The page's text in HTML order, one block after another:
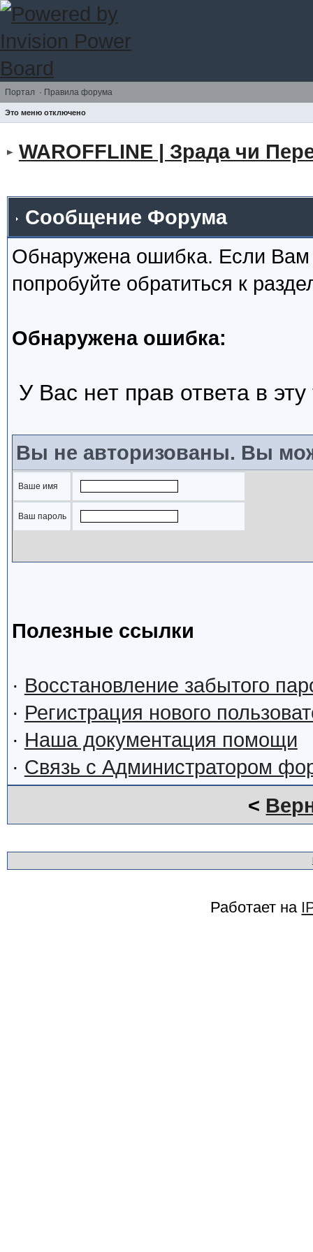
Портал · Правила форума
Это меню отключено
WAROFFLINE | Зрада чи
Сообщение Форума
Обнаружена ошибка. Если
попробуйте обратиться к
Обнаружена ошибка:
У Вас нет прав ответа в
Вы не авторизованы. Вы
Ваше имя
Ваш пароль
Полезные ссылки
· Восстановление забытого
· Регистрация нового
· Наша документация помощи
· Связь с Администратором
<
Работает на